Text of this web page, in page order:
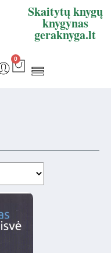
Skaitytų knygų
knygynas
geraknyga.lt
0